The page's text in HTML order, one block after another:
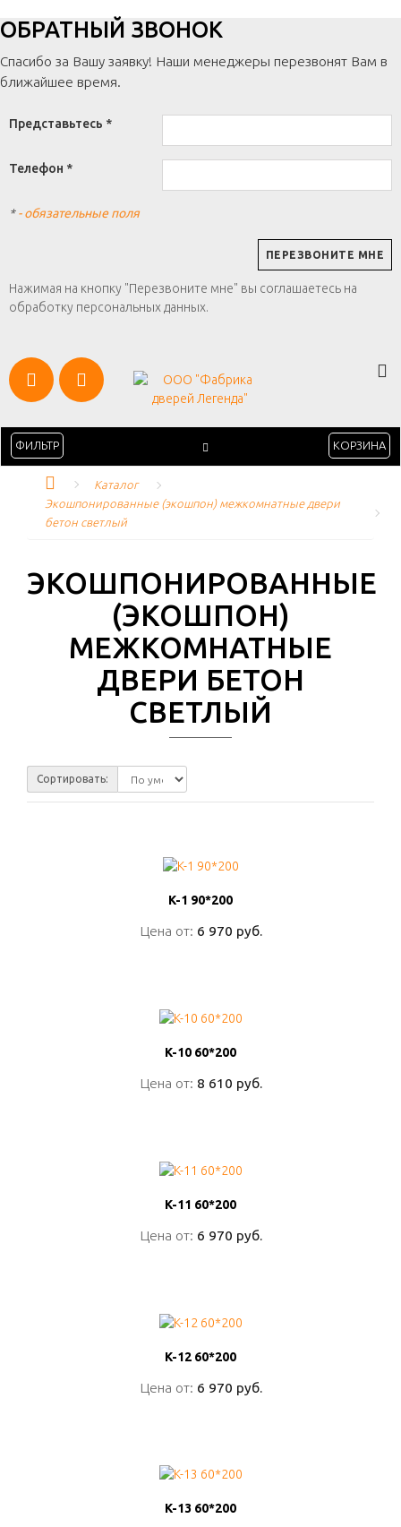
ОБРАТНЫЙ ЗВОНОК
Спасибо за Вашу заявку! Наши менеджеры перезвонят Вам в
ближайшее время.
Представьтесь *
Телефон *
*- обязательные поля
Нажимая на кнопку "Перезвоните мне" вы соглашаетесь на
обработку персональных данных.
ФИЛЬТР КОРЗИНА
Каталог
Экошпонированные (экошпон) межкомнатные двери
бетон светлый
ЭКОШПОНИРОВАННЫЕ
(ЭКОШПОН)
МЕЖКОМНАТНЫЕ
ДВЕРИ БЕТОН
СВЕТЛЫЙ
Сортировать:
K-1 90*200
Цена от: 6 970 руб.
K-1 90*200
Цена от: 6 970 руб.
K-10 60*200
Цена от: 8 610 руб.
K-10 60*200
Цена от: 8 610 руб.
K-11 60*200
Цена от: 6 970 руб.
K-11 60*200
Цена от: 6 970 руб.
K-12 60*200
Цена от: 6 970 руб.
K-12 60*200
Цена от: 6 970 руб.
K-13 60*200
K-13 60*200